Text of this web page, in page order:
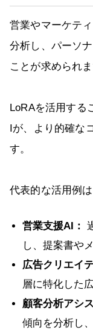
営業やマーケテ
分析し、パーソ
ことが求められま
LoRAを活用する
Iが、より的確な
す。
代表的な活用例
営業支援AI：
し、提案書や
広告クリエイ
層に特化した
顧客分析アシ
傾向を分析し